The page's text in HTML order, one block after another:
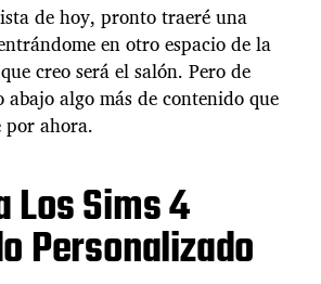
de hoy, pronto traeré una
en otro espacio de la
creo será el salón. Pero de
abajo algo más de contenido que
por ahora.
Los Sims 4
Personalizado